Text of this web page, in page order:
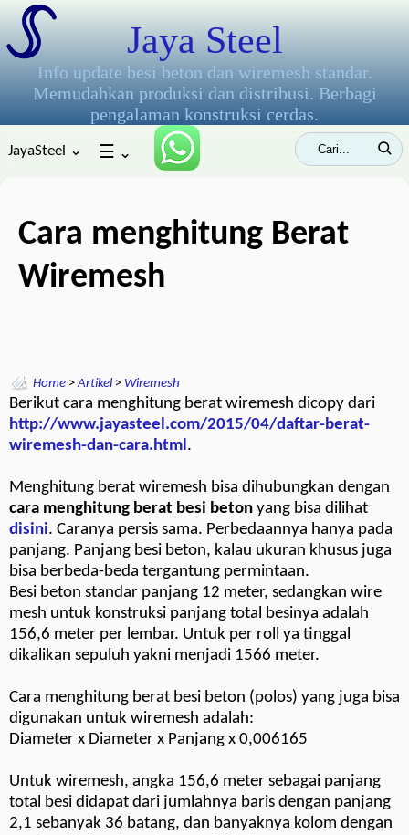
Jaya Steel
Info update besi beton dan wiremesh standar.
Memudahkan produksi dan distribusi. Berbagi
pengalaman konstruksi cerdas.
JayaSteel ⌄ ☰ ⌄
Cara menghitung Berat
Wiremesh
Home >Artikel > Wiremesh
Berikut cara menghitung berat wiremesh dicopy dari
http://www.jayasteel.com/2015/04/daftar-berat-
wiremesh-dan-cara.html.
Menghitung berat wiremesh bisa dihubungkan dengan
cara menghitung berat besi beton yang bisa dilihat
disini. Caranya persis sama. Perbedaannya hanya pada
panjang. Panjang besi beton, kalau ukuran khusus juga
bisa berbeda-beda tergantung permintaan.
Besi beton standar panjang 12 meter, sedangkan wire
mesh untuk konstruksi panjang total besinya adalah
156,6 meter per lembar. Untuk per roll ya tinggal
dikalikan sepuluh yakni menjadi 1566 meter.
Cara menghitung berat besi beton (polos) yang juga bisa
digunakan untuk wiremesh adalah:
Diameter x Diameter x Panjang x 0,006165
Untuk wiremesh, angka 156,6 meter sebagai panjang
total besi didapat dari jumlahnya baris dengan panjang
2,1 sebanyak 36 batang, dan banyaknya kolom dengan